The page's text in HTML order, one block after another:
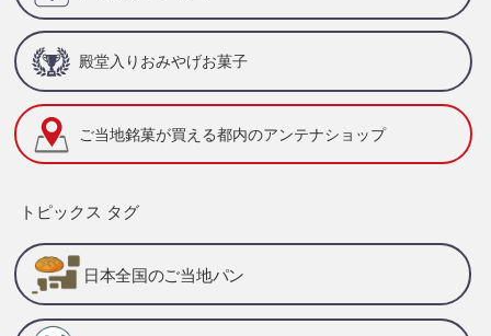
殿堂入りおみやげお菓子
ご当地銘菓が買える都内のアンテナショップ
トピックス タグ
日本全国のご当地パン